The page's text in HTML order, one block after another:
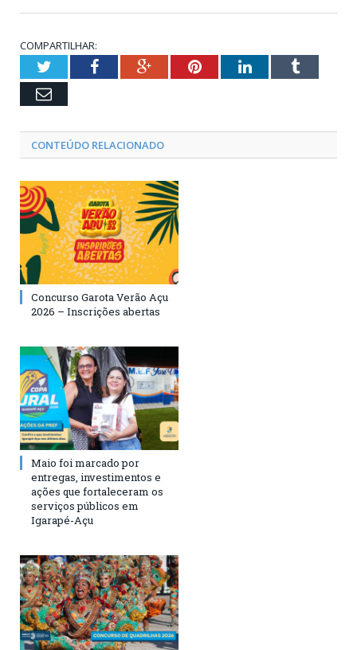
COMPARTILHAR:
TwitterFacebookGoogle+PinterestLinkedInTumblr
Email
CONTEÚDO RELACIONADO
Concurso Garota Verão Açu
2026 – Inscrições abertas
Maio foi marcado por
entregas, investimentos e
ações que fortaleceram os
serviços públicos em
Igarapé-Açu